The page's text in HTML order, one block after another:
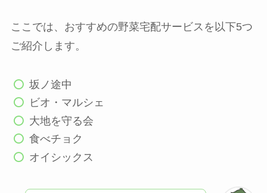
ここでは、おすすめの野菜宅配サービスを以下5つ
ご紹介します。
坂ノ途中
ビオ・マルシェ
大地を守る会
食べチョク
オイシックス